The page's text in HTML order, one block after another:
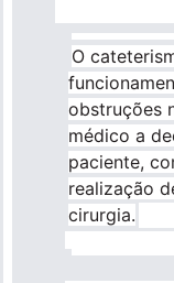
O
obstruções
médico a
paciente,
realização
cirurgia.